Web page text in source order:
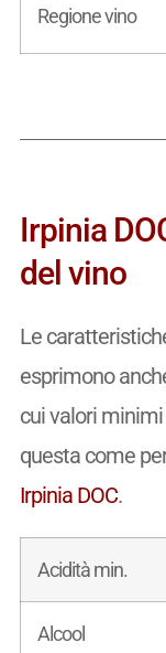
Regione vino
Irpinia
del vino
Le
esprimono
cui valori
questa come
Irpinia DOC.
Acidità min.
Alcool